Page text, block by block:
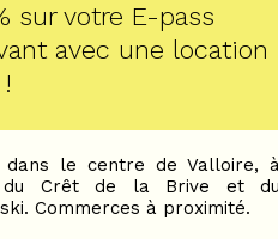
sur votre E-pass
avec une location
dans le centre de Valloire,
du Crêt de la Brive et
Commerces à proximité.